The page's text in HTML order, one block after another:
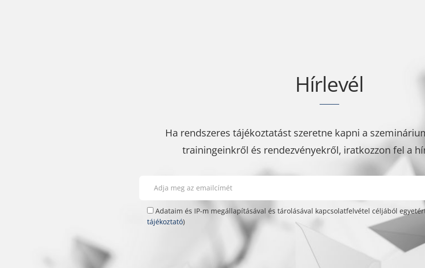
Hírlevél
Ha rendszeres tájékoztatást szeretne kapni a
trainingeinkről és rendezvényekről, iratkozzon fel a
Adataim és IP-m megállapításával és tárolásával kapcsolatfelvétel céljából
tájékoztató)